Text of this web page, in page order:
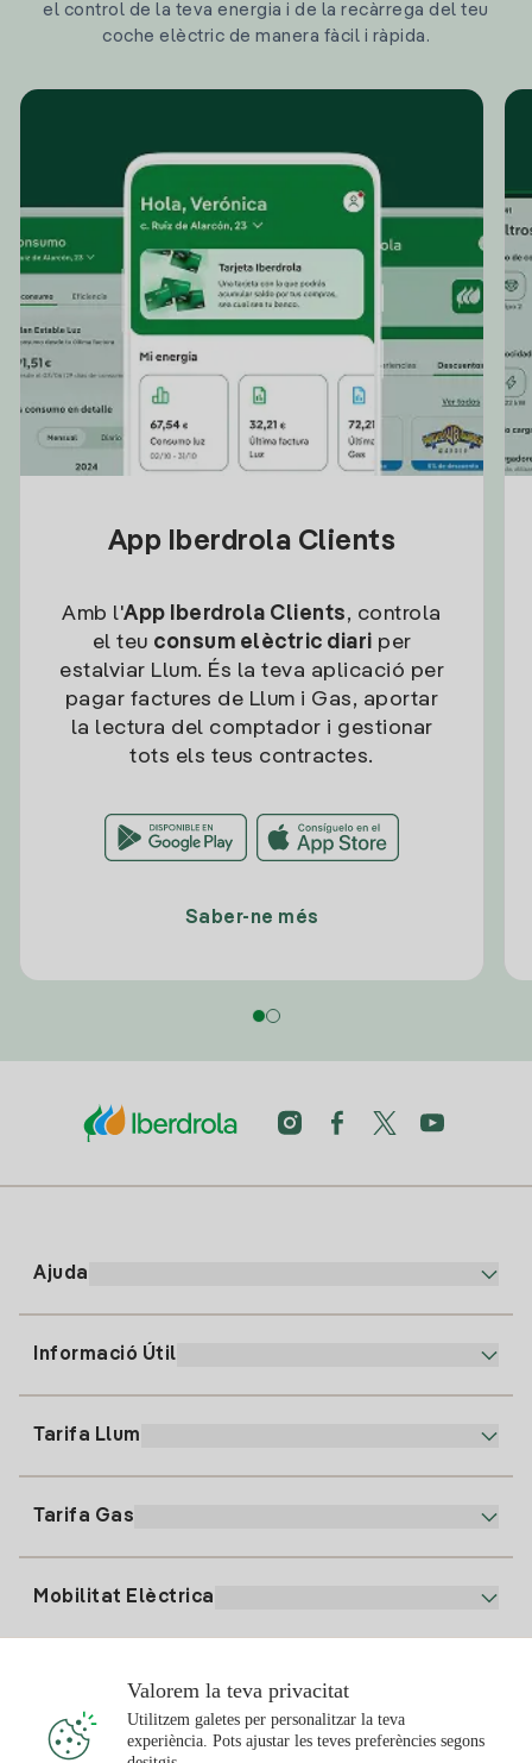
el control de la teva energia i de la recàrrega del teu
coche elèctric de manera fàcil i ràpida.
App Iberdrola Clients
Amb l'App Iberdrola Clients, controla
el teu consum elèctric diari per
estalviar Llum. És la teva aplicació per
pagar factures de Llum i Gas, aportar
la lectura del comptador i gestionar
tots els teus contractes.
Saber-ne més
Ajuda
91 919 52 73
clientes@tuiberdrola.es
Informació Útil
Alta Gas
Tarifa Llum
Tarifa Gas
Mobilitat Elèctrica
Punts de Recàrrega
Valorem la teva privacitat
Utilitzem galetes per personalitzar la teva
experiència. Pots ajustar les teves preferències segons